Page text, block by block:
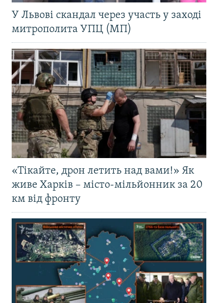
У Львові скандал через участь у заході
митрополита УПЦ (МП)
«Тікайте, дрон летить над вами!» Як
живе Харків – місто-мільйонник за 20
км від фронту